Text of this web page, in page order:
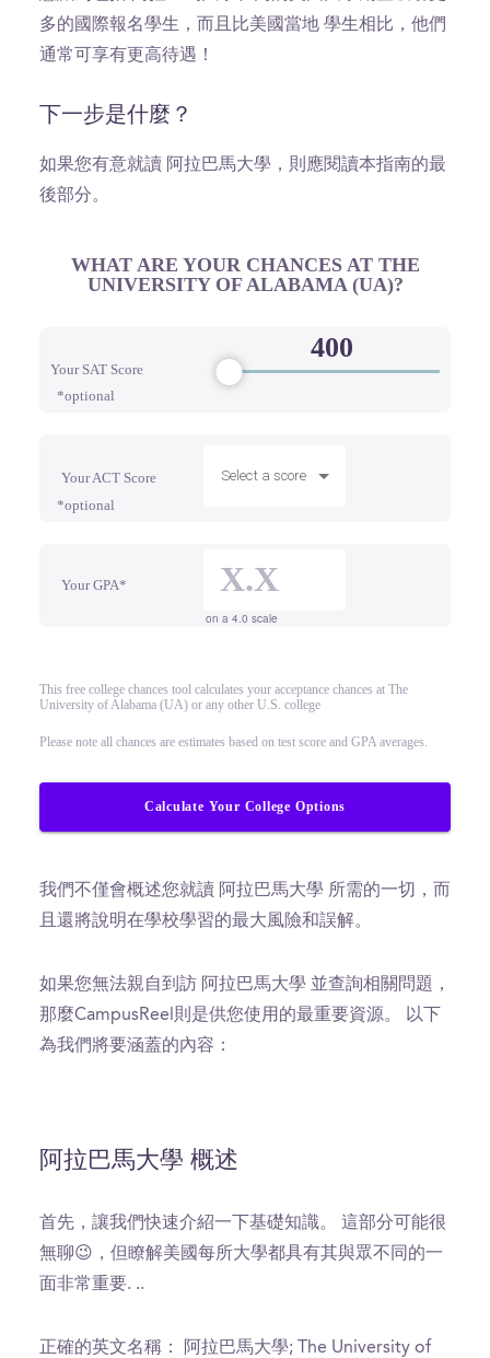
多的國際報名學生，而且比美國當地 學生相比，他們
通常可享有更高待遇！
下一步是什麼？
如果您有意就讀 阿拉巴馬大學，則應閱讀本指南的最
後部分。
WHAT ARE YOUR CHANCES AT THE
UNIVERSITY OF ALABAMA (UA)?
Your SAT Score
*optional
Your ACT Score
*optional
Select a score
Your GPA*
on a 4.0 scale
This free college chances tool calculates your acceptance chances at The
University of Alabama (UA) or any other U.S. college
Please note all chances are estimates based on test score and GPA averages.
Calculate Your College Options
我們不僅會概述您就讀 阿拉巴馬大學 所需的一切，而
且還將說明在學校學習的最大風險和誤解。
如果您無法親自到訪 阿拉巴馬大學 並查詢相關問題，
那麼CampusReel則是供您使用的最重要資源。 以下
為我們將要涵蓋的內容：
阿拉巴馬大學 概述
首先，讓我們快速介紹一下基礎知識。 這部分可能很
無聊😉，但瞭解美國每所大學都具有其與眾不同的一
面非常重要. ..
正確的英文名稱： 阿拉巴馬大學; The University of